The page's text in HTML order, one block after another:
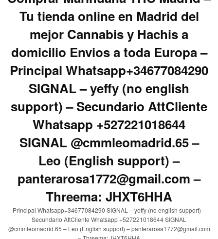
Tu tienda online en Madrid del
mejor Cannabis y Hachis a
domicilio Envios a toda Europa –
Principal Whatsapp+34677084290
SIGNAL – yeffy (no english
support) – Secundario AttCliente
Whatsapp +527221018644
SIGNAL @cmmleomadrid.65 –
Leo (English support) –
panterarosa1772@gmail.com –
Threema: JHXT6HHA
Principal Whatsapp+34677084290 SIGNAL – yeffy (no english support) –
Secundario AttCliente Whatsapp +527221018644 SIGNAL
@cmmleomadrid.65 – Leo (English support) – panterarosa1772@gmail.com